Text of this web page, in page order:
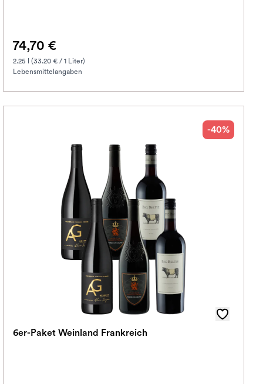
hinzufügen
74,70 €
2.25 l (33.20 € / 1 Liter)
Lebensmittelangaben
-40%
6er-Paket Weinland Frankreich